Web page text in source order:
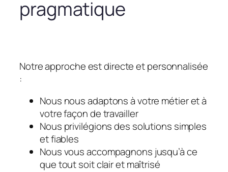
pragmatique
Notre approche est directe et personnalisée
:
Nous nous adaptons à votre métier et à
votre façon de travailler
Nous privilégions des solutions simples
et fiables
Nous vous accompagnons jusqu’à ce
que tout soit clair et maîtrisé